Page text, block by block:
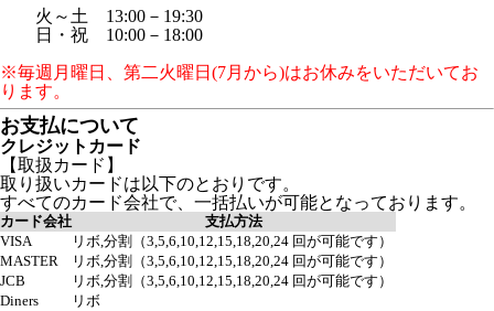
火～土 13:00－19:30
日・祝 10:00－18:00
※毎週月曜日、第二火曜日(7月から)はお休みをいただいてお
ります。
お支払について
クレジットカード
【取扱カード】
取り扱いカードは以下のとおりです。
すべてのカード会社で、一括払いが可能となっております。
カード会社
支払方法
VISA
リボ,分割（3,5,6,10,12,15,18,20,24 回が可能です）
MASTER
リボ,分割（3,5,6,10,12,15,18,20,24 回が可能です）
JCB
リボ,分割（3,5,6,10,12,15,18,20,24 回が可能です）
Diners
リボ